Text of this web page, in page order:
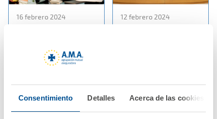
Consentimiento Detalles Acerca de las cookies
16 febrero 2024
Farmacéuticos de
Castellón renuevan su
Ver noticia
12 febrero 2024
Fundación A.M.A. que
otorgan 60.000 euros